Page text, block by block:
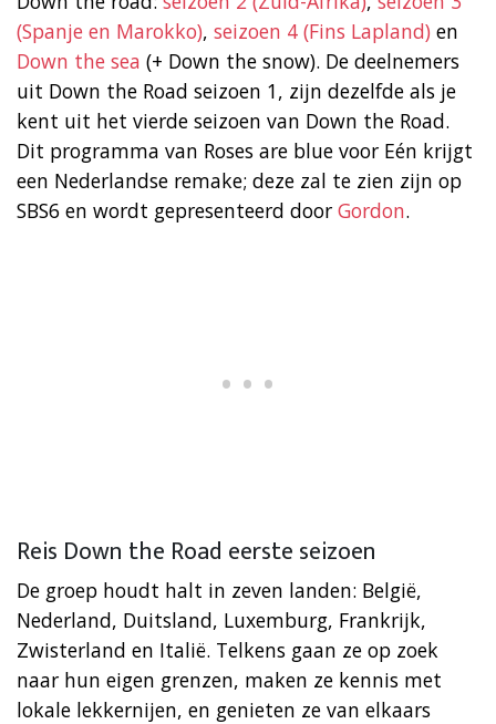
(Spanje en Marokko), seizoen 4 (Fins Lapland) en
Down the sea (+ Down the snow). De deelnemers
uit Down the Road seizoen 1, zijn dezelfde als je
kent uit het vierde seizoen van Down the Road.
Dit programma van Roses are blue voor Eén krijgt
een Nederlandse remake; deze zal te zien zijn op
SBS6 en wordt gepresenteerd door Gordon.
Reis Down the Road eerste seizoen
De groep houdt halt in zeven landen: België,
Nederland, Duitsland, Luxemburg, Frankrijk,
Zwisterland en Italië. Telkens gaan ze op zoek
naar hun eigen grenzen, maken ze kennis met
lokale lekkernijen, en genieten ze van elkaars